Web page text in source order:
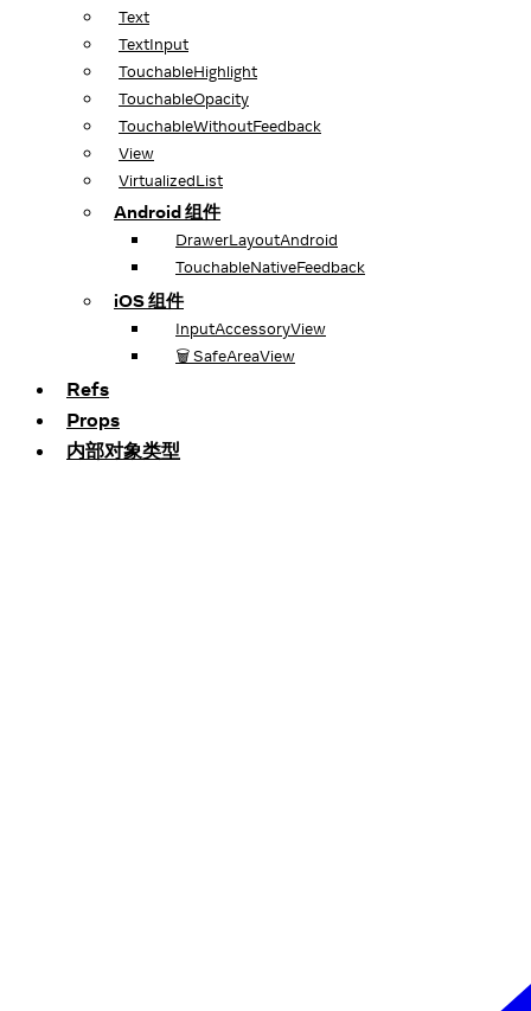
Text
TextInput
TouchableHighlight
TouchableOpacity
TouchableWithoutFeedback
View
VirtualizedList
Android 组件
DrawerLayoutAndroid
TouchableNativeFeedback
iOS 组件
InputAccessoryView
🗑️ SafeAreaView
Refs
Props
内部对象类型